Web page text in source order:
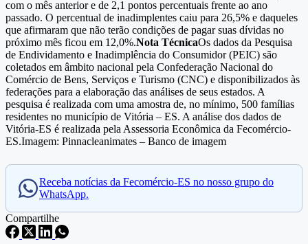
com o mês anterior e de 2,1 pontos percentuais frente ao ano
passado. O percentual de inadimplentes caiu para 26,5% e daqueles
que afirmaram que não terão condições de pagar suas dívidas no
próximo mês ficou em 12,0%.Nota TécnicaOs dados da Pesquisa
de Endividamento e Inadimplência do Consumidor (PEIC) são
coletados em âmbito nacional pela Confederação Nacional do
Comércio de Bens, Serviços e Turismo (CNC) e disponibilizados às
federações para a elaboração das análises de seus estados. A
pesquisa é realizada com uma amostra de, no mínimo, 500 famílias
residentes no município de Vitória – ES. A análise dos dados de
Vitória-ES é realizada pela Assessoria Econômica da Fecomércio-
ES.Imagem: Pinnacleanimates – Banco de imagem
Receba notícias da Fecomércio-ES no nosso grupo do
WhatsApp.
Compartilhe